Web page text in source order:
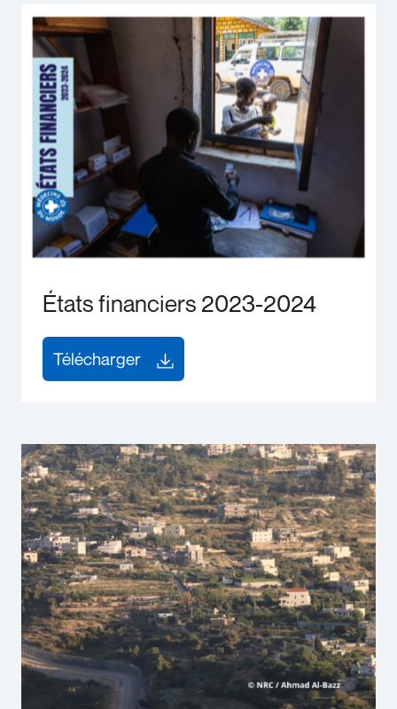
États financiers 2023-2024
Télécharger